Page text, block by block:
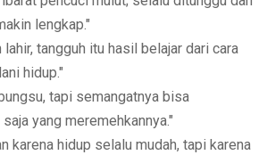
lengkap."
lahir, tangguh itu hasil belajar dari cara
hidup."
tapi semangatnya bisa
yang meremehkannya."
karena hidup selalu mudah, tapi karena